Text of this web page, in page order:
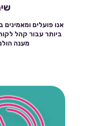
אנו פועלים
ביותר עבור קהל
מענה